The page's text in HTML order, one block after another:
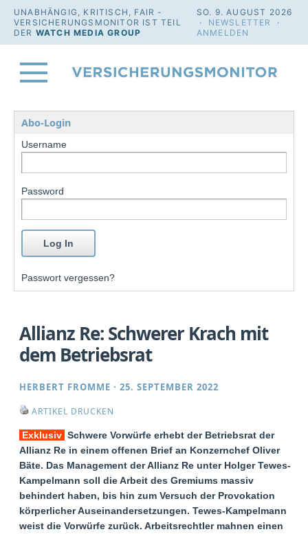
UNABHÄNGIG, KRITISCH, FAIR -
VERSICHERUNGSMONITOR IST TEIL
DER WATCH MEDIA GROUP
SO. 9. AUGUST 2026
· NEWSLETTER
·
ANMELDEN
Abo-Login
Username
Password
Passwort vergessen?
Allianz Re: Schwerer Krach mit
dem Betriebsrat
HERBERT FROMME ·25. SEPTEMBER 2022
ARTIKEL DRUCKEN
Exklusiv Schwere Vorwürfe erhebt der Betriebsrat der
Allianz Re in einem offenen Brief an Konzernchef Oliver
Bäte. Das Management der Allianz Re unter Holger Tewes-
Kampelmann soll die Arbeit des Gremiums massiv
behindert haben, bis hin zum Versuch der Provokation
körperlicher Auseinandersetzungen. Tewes-Kampelmann
weist die Vorwürfe zurück. Arbeitsrechtler mahnen einen